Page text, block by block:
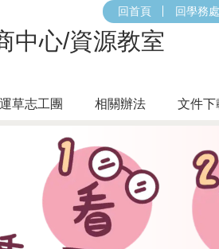
中心/資源教室
回首頁 回學務處
草志工團 相關辦法 文件下